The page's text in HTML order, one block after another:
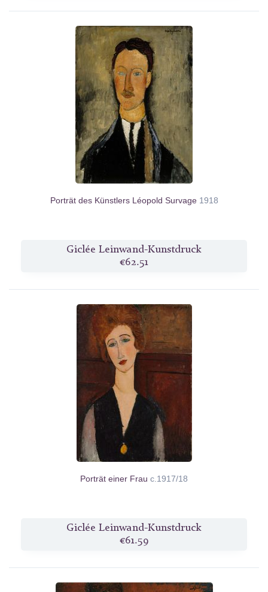
Porträt des Künstlers Léopold Survage 1918
Giclée Leinwand-Kunstdruck
€62.51
Porträt einer Frau c.1917/18
Giclée Leinwand-Kunstdruck
€61.59